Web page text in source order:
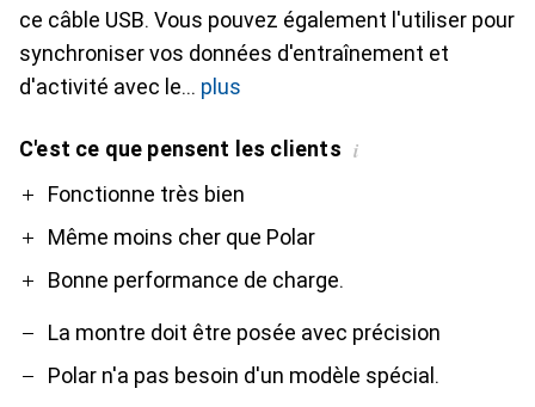
ce câble USB. Vous pouvez également l'utiliser pour
synchroniser vos données d'entraînement et
d'activité avec le
plus
C'est ce que pensent les clients i
ProFonctionne très bien
Même moins cher que Polar
Bonne performance de charge.
Contre
La montre doit être posée avec précision
Polar n'a pas besoin d'un modèle spécial.